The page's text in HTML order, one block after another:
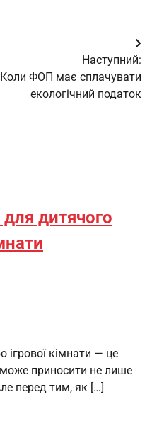
Наступний:
Коли ФОП має сплачувати
екологічний податок
дитячого
ігрової кімнати — це
може приносити не лише
перед тим, як […]